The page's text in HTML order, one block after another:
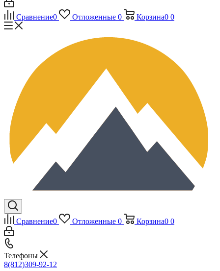
Сравнение0 Отложенные 0 Корзина0 0
Сравнение0 Отложенные 0 Корзина0 0
Телефоны
8(812)309-92-12